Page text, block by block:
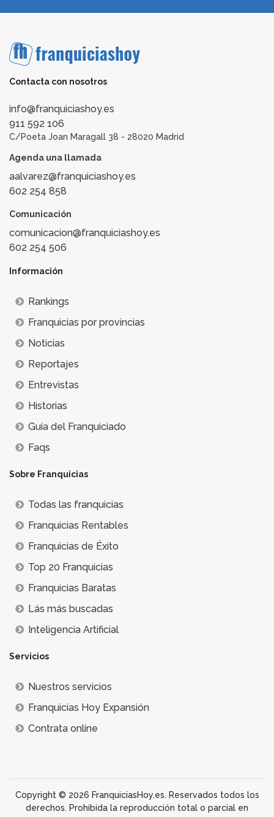
Contacta con nosotros
info@franquiciashoy.es
911 592 106
C/Poeta Joan Maragall 38 - 28020 Madrid
Agenda una llamada
aalvarez@franquiciashoy.es
602 254 858
Comunicación
comunicacion@franquiciashoy.es
602 254 506
Información
Rankings
Franquicias por provincias
Noticias
Reportajes
Entrevistas
Historias
Guía del Franquiciado
Faqs
Sobre Franquicias
Todas las franquicias
Franquicias Rentables
Franquicias de Éxito
Top 20 Franquicias
Franquicias Baratas
Lás más buscadas
Inteligencia Artificial
Servicios
Nuestros servicios
Franquicias Hoy Expansión
Contrata online
Copyright © 2026 FranquiciasHoy.es. Reservados todos los
derechos. Prohibida la reproducción total o parcial en